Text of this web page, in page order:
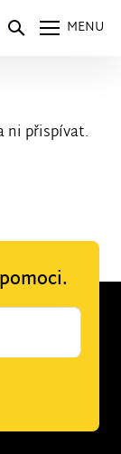
MENU
ni přispívat.